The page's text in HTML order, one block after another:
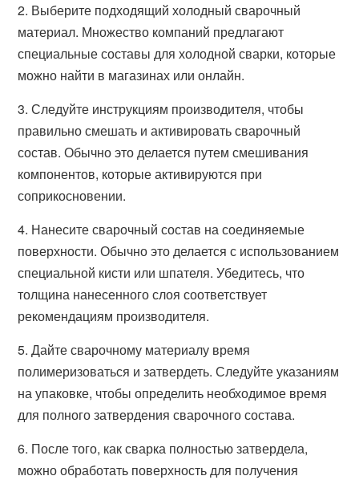
2. Выберите подходящий холодный сварочный
материал. Множество компаний предлагают
специальные составы для холодной сварки, которые
можно найти в магазинах или онлайн.
3. Следуйте инструкциям производителя, чтобы
правильно смешать и активировать сварочный
состав. Обычно это делается путем смешивания
компонентов, которые активируются при
соприкосновении.
4. Нанесите сварочный состав на соединяемые
поверхности. Обычно это делается с использованием
специальной кисти или шпателя. Убедитесь, что
толщина нанесенного слоя соответствует
рекомендациям производителя.
5. Дайте сварочному материалу время
полимеризоваться и затвердеть. Следуйте указаниям
на упаковке, чтобы определить необходимое время
для полного затвердения сварочного состава.
6. После того, как сварка полностью затвердела,
можно обработать поверхность для получения